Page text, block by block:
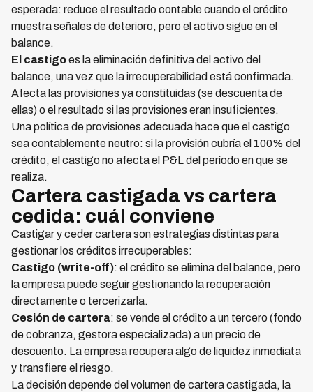
esperada: reduce el resultado contable cuando el crédito
muestra señales de deterioro, pero el activo sigue en el
balance.
El castigoes la eliminación definitiva del activo del
balance, una vez que la irrecuperabilidad está confirmada.
Afecta las provisiones ya constituidas (se descuenta de
ellas) o el resultado si las provisiones eran insuficientes.
Una política de provisiones adecuada hace que el castigo
sea contablemente neutro: si la provisión cubría el 100% del
crédito, el castigo no afecta el P&L del período en que se
realiza.
Cartera castigada vs cartera
cedida: cuál conviene
Castigar y ceder cartera son estrategias distintas para
gestionar los créditos irrecuperables:
Castigo (write-off): el crédito se elimina del balance, pero
la empresa puede seguir gestionando la recuperación
directamente o tercerizarla.
Cesión de cartera: se vende el crédito a un tercero (fondo
de cobranza, gestora especializada) a un precio de
descuento. La empresa recupera algo de liquidez inmediata
y transfiere el riesgo.
La decisión depende del volumen de cartera castigada, la